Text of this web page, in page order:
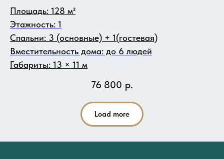
Площадь: 128 м²
Этажность: 1
Спальни: 3 (основные) + 1(гостевая)
Вместительность дома: до 6 людей
Габариты: 13 × 11 м
76 800 р.
Load more